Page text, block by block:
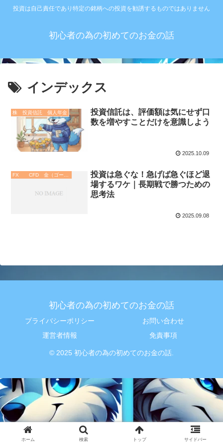
投資は自己責任であり特定の銘柄への投資を勧誘するものではありません
初心者の為の初めてのお金の話
インデックス
株 投資信託 個人年金
投資信託は、評価額は気にせず口
数を増やすことだけを意識しよう
2025.10.09
投資は急ぐな！急げば急ぐほど退
場するワケ｜長期戦で勝つための
思考法
2025.09.08
初心者の為の初めてのお金の話
プライバシーポリシー
お問い合わせ
運営者情報
免責事項
© 2025 初心者の為の初めてのお金の話.
ホーム 検索 トップ サイドバー